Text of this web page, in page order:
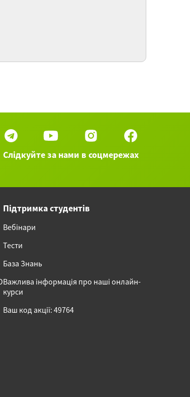
Слідкуйте за нами в соцмережах
Підтримка студентів
Вебінари
Тести
База Знань
Важлива інформація про наші онлайн-
курси
Ваш код акції: 49764